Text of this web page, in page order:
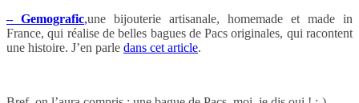
– Gemografic,une bijouterie artisanale, homemade et made in
France, qui réalise de belles bagues de Pacs originales, qui racontent
une histoire. J’en parle dans cet article.